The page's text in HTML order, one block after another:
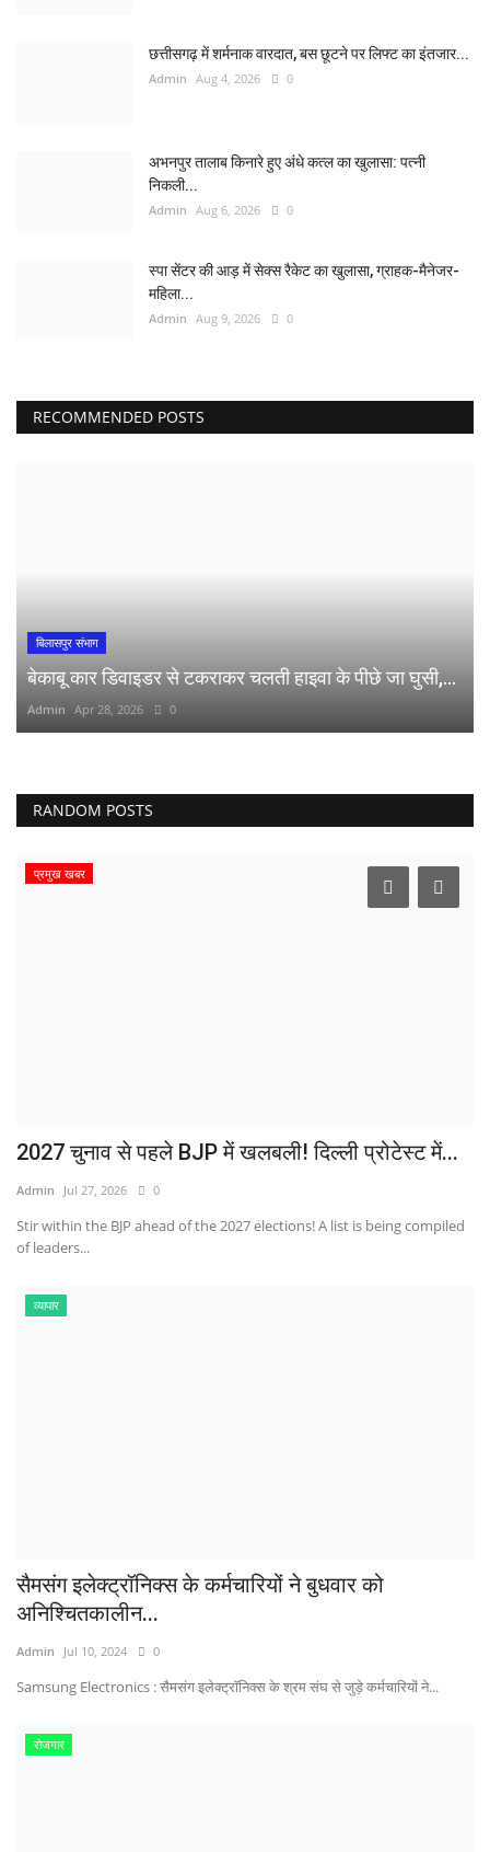
छत्तीसगढ़ में शर्मनाक वारदात, बस छूटने पर लिफ्ट का इंतजार...
Admin Aug 4, 2026 0
अभनपुर तालाब किनारे हुए अंधे कत्ल का खुलासा: पत्नी
निकली...
Admin Aug 6, 2026 0
स्पा सेंटर की आड़ में सेक्स रैकेट का खुलासा, ग्राहक-मैनेजर-
महिला...
Admin Aug 9, 2026 0
RECOMMENDED POSTS
बिलासपुर संभाग
बेकाबू कार डिवाइडर से टकराकर चलती हाइवा के पीछे जा घुसी,...
Admin Apr 28, 2026 0
RANDOM POSTS
प्रमुख खबर
2027 चुनाव से पहले BJP में खलबली! दिल्ली प्रोटेस्ट में...
Admin Jul 27, 2026 0
Stir within the BJP ahead of the 2027 elections! A list is being compiled
of leaders...
व्यापार
सैमसंग इलेक्ट्रॉनिक्स के कर्मचारियों ने बुधवार को
अनिश्चितकालीन...
Admin Jul 10, 2024 0
Samsung Electronics : सैमसंग इलेक्ट्रॉनिक्स के श्रम संघ से जुड़े कर्मचारियों ने...
रोजगार